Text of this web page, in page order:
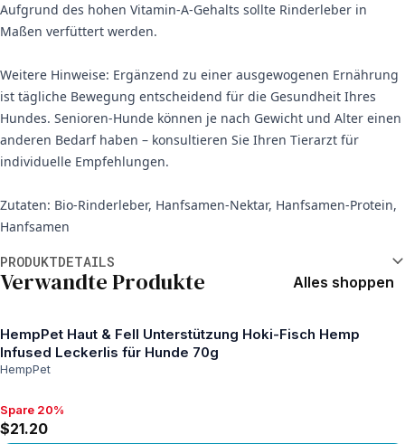
Aufgrund des hohen Vitamin-A-Gehalts sollte Rinderleber in
Maßen verfüttert werden.
Weitere Hinweise: Ergänzend zu einer ausgewogenen Ernährung
ist tägliche Bewegung entscheidend für die Gesundheit Ihres
Hundes. Senioren-Hunde können je nach Gewicht und Alter einen
anderen Bedarf haben – konsultieren Sie Ihren Tierarzt für
individuelle Empfehlungen.
Zutaten: Bio-Rinderleber, Hanfsamen-Nektar, Hanfsamen-Protein,
Hanfsamen
PRODUKTDETAILS
Verwandte Produkte Alles shoppen
HempPet Haut & Fell Unterstützung Hoki-Fisch Hemp
Infused Leckerlis für Hunde 70g
HempPet
Spare 20%, $21.20
Spare 20%
$21.20